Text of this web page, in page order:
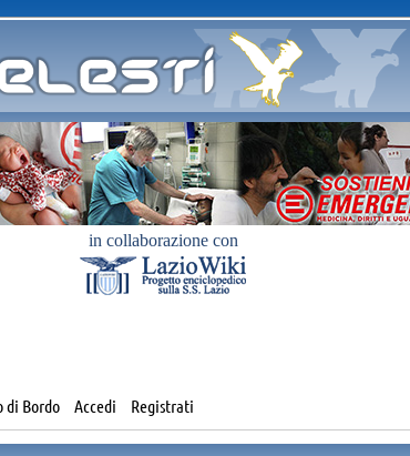
in collaborazione con
di Bordo Accedi Registrati